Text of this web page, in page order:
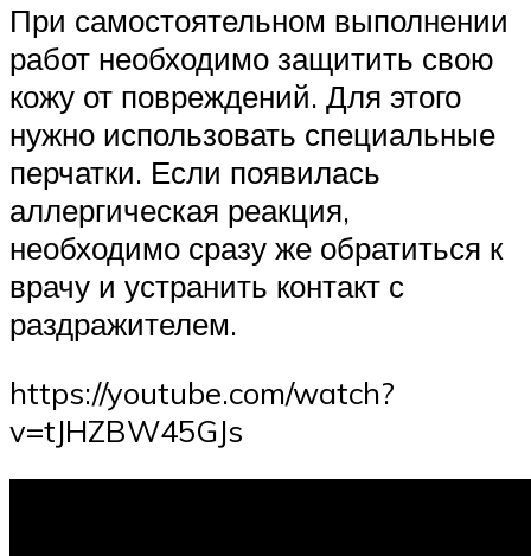
При самостоятельном выполнении
работ необходимо защитить свою
кожу от повреждений. Для этого
нужно использовать специальные
перчатки. Если появилась
аллергическая реакция,
необходимо сразу же обратиться к
врачу и устранить контакт с
раздражителем.
https://youtube.com/watch?
v=tJHZBW45GJs